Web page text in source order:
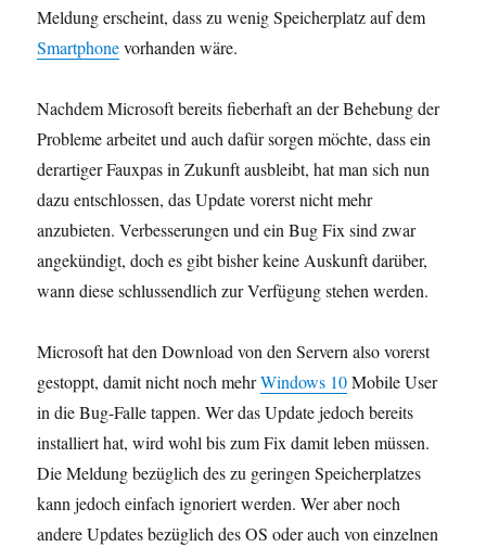
Meldung erscheint, dass zu wenig Speicherplatz auf dem
Smartphonevorhanden wäre.
Nachdem Microsoft bereits fieberhaft an der Behebung der
Probleme arbeitet und auch dafür sorgen möchte, dass ein
derartiger Fauxpas in Zukunft ausbleibt, hat man sich nun
dazu entschlossen, das Update vorerst nicht mehr
anzubieten. Verbesserungen und ein Bug Fix sind zwar
angekündigt, doch es gibt bisher keine Auskunft darüber,
wann diese schlussendlich zur Verfügung stehen werden.
Microsoft hat den Download von den Servern also vorerst
gestoppt, damit nicht noch mehrWindows 10Mobile User
in die Bug-Falle tappen. Wer das Update jedoch bereits
installiert hat, wird wohl bis zum Fix damit leben müssen.
Die Meldung bezüglich des zu geringen Speicherplatzes
kann jedoch einfach ignoriert werden. Wer aber noch
andere Updates bezüglich des OS oder auch von einzelnen